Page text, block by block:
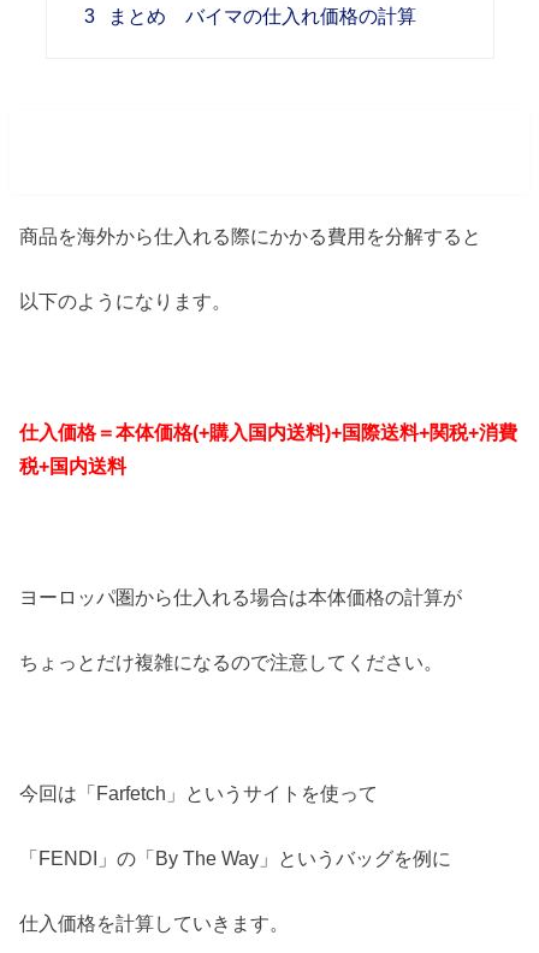
3 まとめ バイマの仕入れ価格の計算
商品を海外から仕入れる際にかかる費用を分解すると
以下のようになります。
仕入価格＝本体価格(+購入国内送料)+国際送料+関税+消費
税+国内送料
ヨーロッパ圏から仕入れる場合は本体価格の計算が
ちょっとだけ複雑になるので注意してください。
今回は「Farfetch」というサイトを使って
「FENDI」の「By The Way」というバッグを例に
仕入価格を計算していきます。